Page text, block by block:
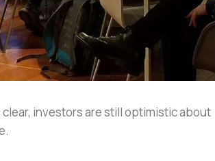
investors are still optimistic about